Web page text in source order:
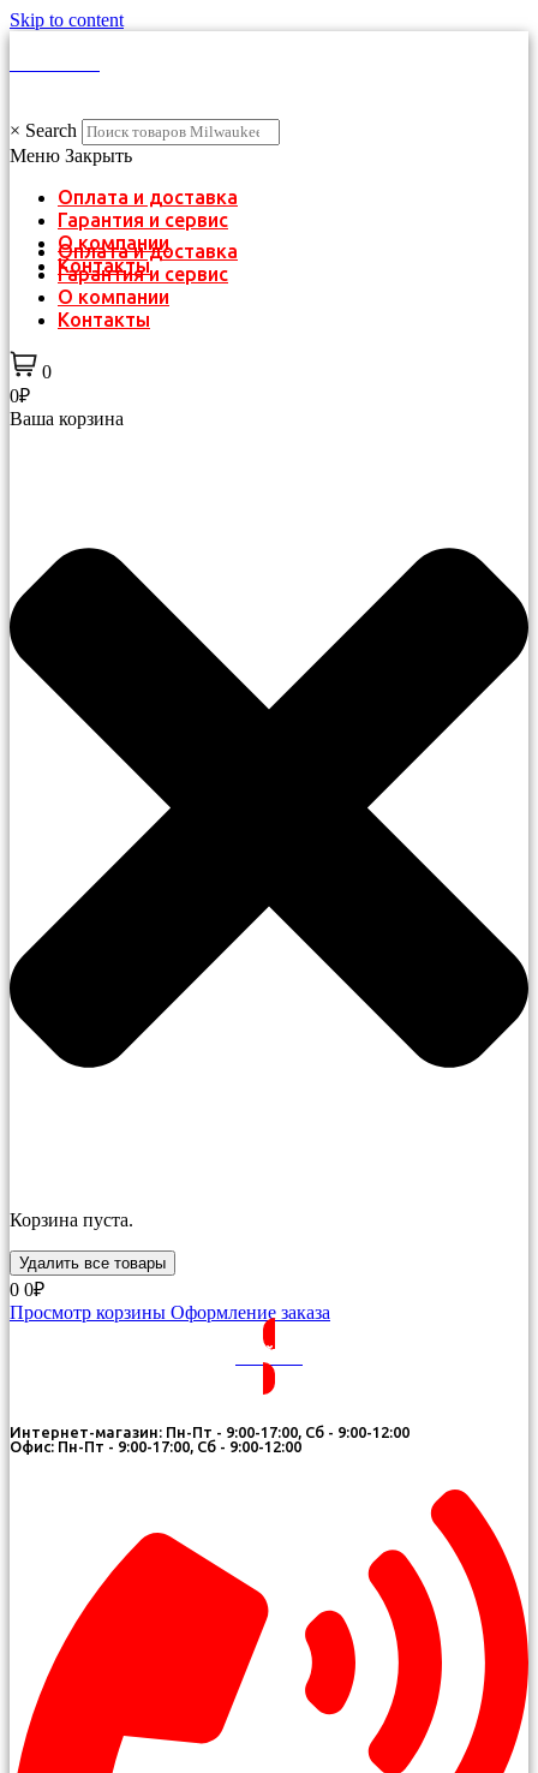
Skip to content
× Search
Меню Закрыть
Оплата и доставка
Гарантия и сервис
О компании
Контакты
Оплата и доставка
Гарантия и сервис
О компании
Контакты
0
0₽
Ваша корзина
Корзина пуста.
Удалить все товары
0 0₽
Просмотр корзины Оформление заказа
ВОЙТИ
Интернет-магазин: Пн-Пт - 9:00-17:00, Сб - 9:00-12:00
Офис: Пн-Пт - 9:00-17:00, Сб - 9:00-12:00